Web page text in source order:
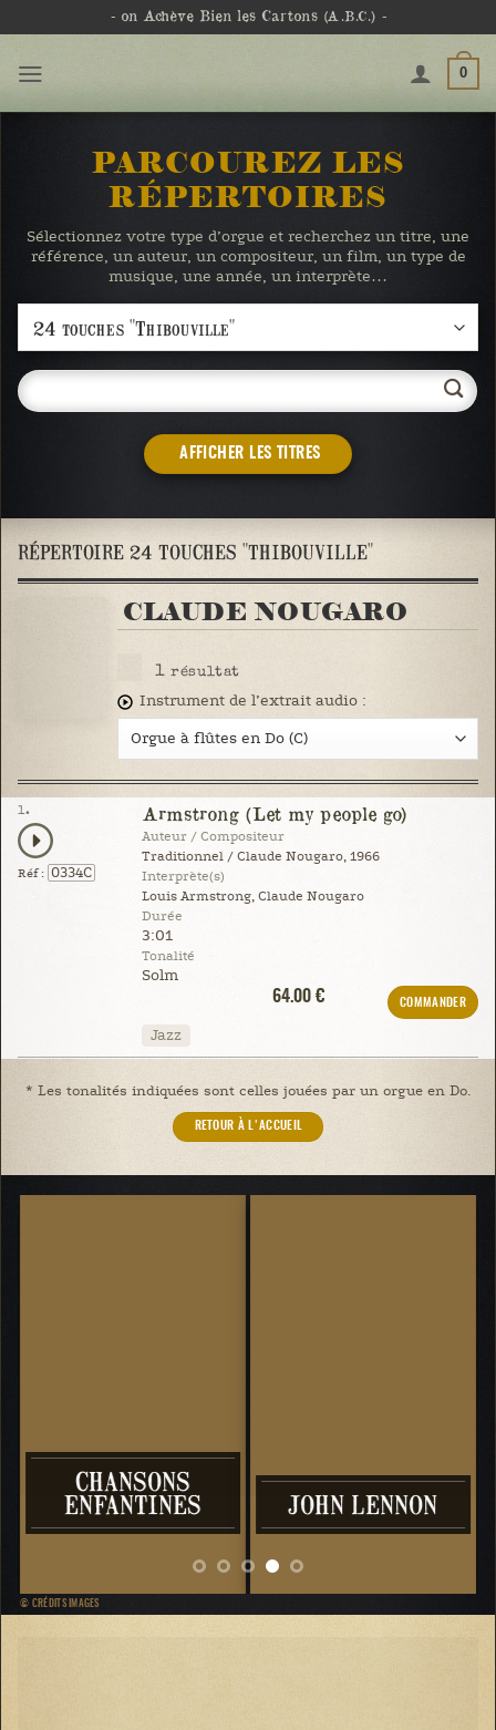
- on Achève Bien les Cartons (A.B.C.) -
0
PARCOUREZ LES
RÉPERTOIRES
Sélectionnez votre type d’orgue et recherchez un titre, une
référence, un auteur, un compositeur, un film, un type de
musique, une année, un interprète…
AFFICHER LES TITRES
RÉPERTOIRE 24 TOUCHES "THIBOUVILLE"
CLAUDE NOUGARO
1 résultat
Instrument de l’extrait audio :
1.
Réf : 0334C
Armstrong (Let my people go)
Auteur / Compositeur
Traditionnel / Claude Nougaro, 1966
Interprète(s)
Louis Armstrong, Claude Nougaro
Durée
3:01
Tonalité
Solm
64.00 €
COMMANDER
Jazz
* Les tonalités indiquées sont celles jouées par un orgue en Do.
RETOUR À L'ACCUEIL
CHANSONS
ENFANTINES JOHN LENNON
© CRÉDITS IMAGES